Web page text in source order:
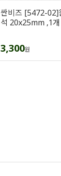
싼비즈 [5472-02]
석 20x25mm ,1개
3,300원